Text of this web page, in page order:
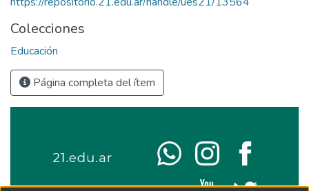
Colecciones
Educación
Página completa del ítem